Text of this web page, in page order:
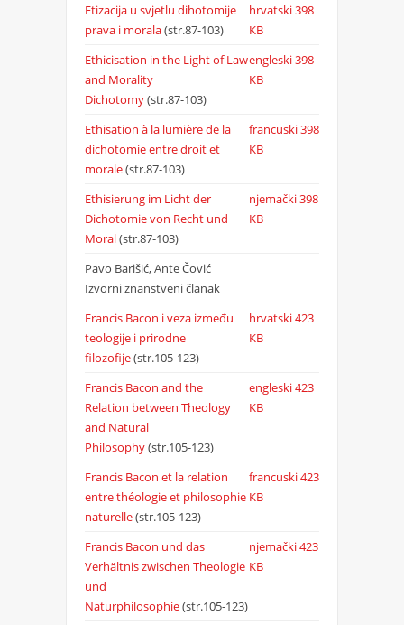
Etizacija u svjetlu dihotomije
prava i morala(str.87-103)
hrvatski398
KB
Ethicisation in the Light of Law
and Morality
Dichotomy(str.87-103)
engleski398
KB
Ethisation à la lumière de la
dichotomie entre droit et
morale(str.87-103)
francuski398
KB
Ethisierung im Licht der
Dichotomie von Recht und
Moral(str.87-103)
njemački398
KB
Pavo Barišić, Ante Čović
Izvorni znanstveni članak
Francis Bacon i veza između
teologije i prirodne
filozofije(str.105-123)
hrvatski423
KB
Francis Bacon and the
Relation between Theology
and Natural
Philosophy(str.105-123)
engleski423
KB
Francis Bacon et la relation
entre théologie et philosophie
naturelle(str.105-123)
francuski423
KB
Francis Bacon und das
Verhältnis zwischen Theologie
und
Naturphilosophie(str.105-123)
njemački423
KB